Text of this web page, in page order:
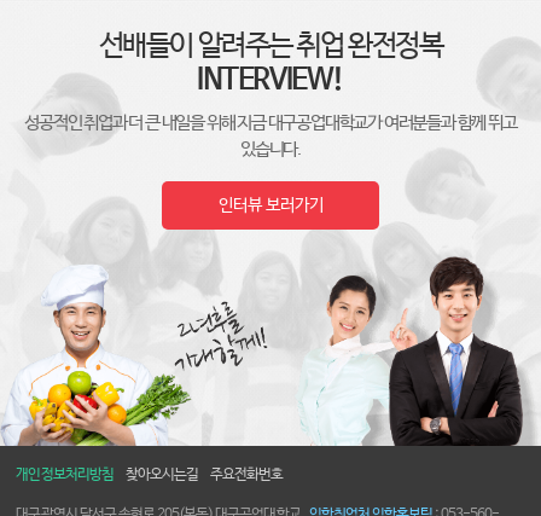
선배들이 알려주는 취업 완전정복
INTERVIEW!
성공적인 취업과 더 큰 내일을 위해 지금 대구공업대학교가 여러분들과 함께 뛰고
있습니다.
인터뷰 보러가기
개인정보처리방침 찾아오시는길 주요전화번호